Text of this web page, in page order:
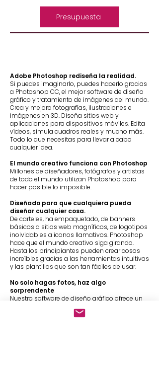
Presupuesta
Adobe Photoshop rediseña la realidad.
Si puedes imaginarlo, puedes hacerlo gracias
a Photoshop CC, el mejor software de diseño
gráfico y tratamiento de imágenes del mundo.
Crea y mejora fotografías, ilustraciones e
imágenes en 3D. Diseña sitios web y
aplicaciones para dispositivos móviles. Edita
vídeos, simula cuadros reales y mucho más.
Todo lo que necesitas para llevar a cabo
cualquier idea.
El mundo creativo funciona con Photoshop
Millones de diseñadores, fotógrafos y artistas
de todo el mundo utilizan Photoshop para
hacer posible lo imposible.
Diseñado para que cualquiera pueda
diseñar cualquier cosa.
De carteles, ha empaquetado, de banners
básicos a sitios web magníficos, de logotipos
inolvidables a iconos llamativos. Photoshop
hace que el mundo creativo siga girando.
Hasta los principiantes pueden crear cosas
increíbles gracias a las herramientas intuitivas
y las plantillas que son tan fáciles de usar.
No solo hagas fotos, haz algo
sorprendente
Nuestro software de diseño gráfico ofrece un
conjunto completo de herramientas de
fotografía profesional para convertir tus